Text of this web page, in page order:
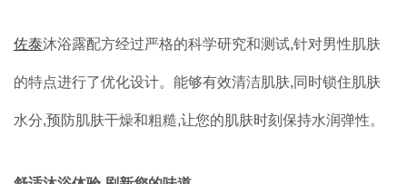
佐泰沐浴露配方经过严格的科学研究和测试,针对男性肌肤
的特点进行了优化设计。能够有效清洁肌肤,同时锁住肌肤
水分,预防肌肤干燥和粗糙,让您的肌肤时刻保持水润弹性。